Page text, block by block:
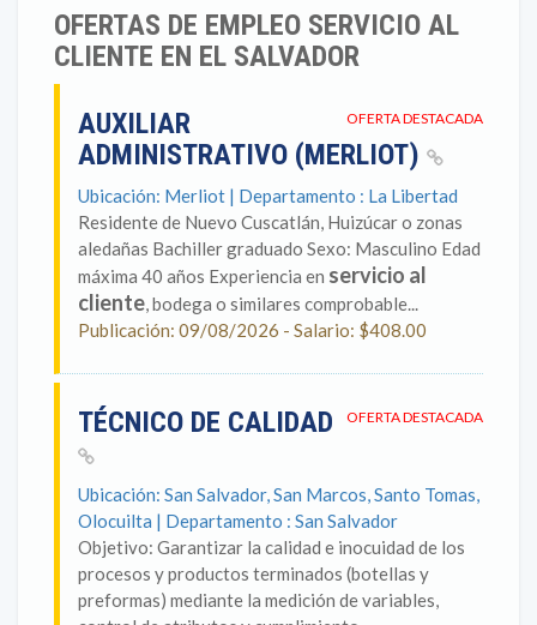
OFERTAS DE EMPLEO SERVICIO AL
CLIENTE EN EL SALVADOR
OFERTA DESTACADA
AUXILIAR
ADMINISTRATIVO (MERLIOT)
Ubicación: Merliot | Departamento : La Libertad
Residente de Nuevo Cuscatlán, Huizúcar o zonas
aledañas Bachiller graduado Sexo: Masculino Edad
máxima 40 años Experiencia en servicio al
cliente, bodega o similares comprobable...
Publicación: 09/08/2026 - Salario: $408.00
OFERTA DESTACADA
TÉCNICO DE CALIDAD
Ubicación: San Salvador, San Marcos, Santo Tomas,
Olocuilta | Departamento : San Salvador
Objetivo: Garantizar la calidad e inocuidad de los
procesos y productos terminados (botellas y
preformas) mediante la medición de variables,